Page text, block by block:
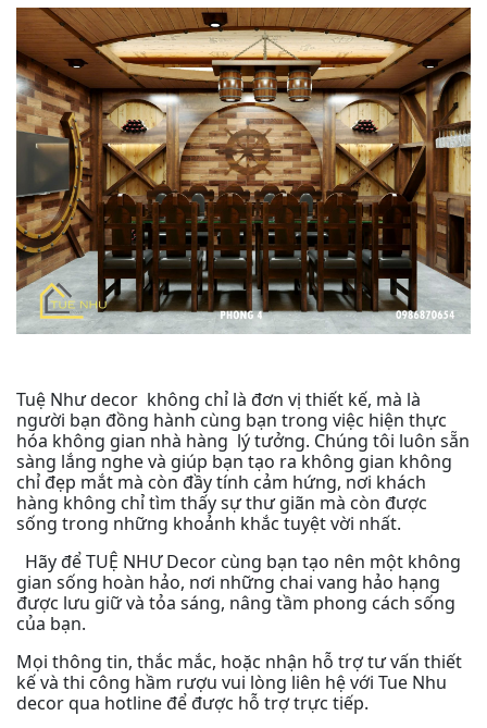
Tuệ Như decor không chỉ là đơn vị thiết kế, mà là
người bạn đồng hành cùng bạn trong việc hiện thực
hóa không gian nhà hàng lý tưởng. Chúng tôi luôn sẵn
sàng lắng nghe và giúp bạn tạo ra không gian không
chỉ đẹp mắt mà còn đầy tính cảm hứng, nơi khách
hàng không chỉ tìm thấy sự thư giãn mà còn được
sống trong những khoảnh khắc tuyệt vời nhất.
Hãy để TUỆ NHƯ Decor cùng bạn tạo nên một không
gian sống hoàn hảo, nơi những chai vang hảo hạng
được lưu giữ và tỏa sáng, nâng tầm phong cách sống
của bạn.
Mọi thông tin, thắc mắc, hoặc nhận hỗ trợ tư vấn thiết
kế và thi công hầm rượu vui lòng liên hệ với Tue Nhu
decor qua hotline để được hỗ trợ trực tiếp.